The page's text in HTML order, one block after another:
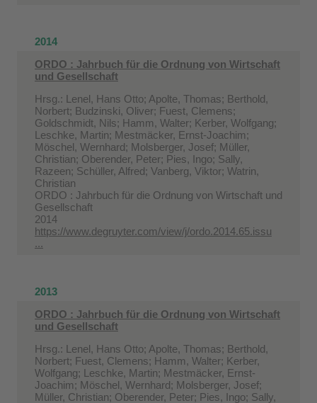
2014
ORDO : Jahrbuch für die Ordnung von Wirtschaft
und Gesellschaft
Hrsg.: Lenel, Hans Otto; Apolte, Thomas; Berthold,
Norbert; Budzinski, Oliver; Fuest, Clemens;
Goldschmidt, Nils; Hamm, Walter; Kerber, Wolfgang;
Leschke, Martin; Mestmäcker, Ernst-Joachim;
Möschel, Wernhard; Molsberger, Josef; Müller,
Christian; Oberender, Peter; Pies, Ingo; Sally,
Razeen; Schüller, Alfred; Vanberg, Viktor; Watrin,
Christian
ORDO : Jahrbuch für die Ordnung von Wirtschaft und
Gesellschaft
2014
https://www.degruyter.com/view/j/ordo.2014.65.issu
...
2013
ORDO : Jahrbuch für die Ordnung von Wirtschaft
und Gesellschaft
Hrsg.: Lenel, Hans Otto; Apolte, Thomas; Berthold,
Norbert; Fuest, Clemens; Hamm, Walter; Kerber,
Wolfgang; Leschke, Martin; Mestmäcker, Ernst-
Joachim; Möschel, Wernhard; Molsberger, Josef;
Müller, Christian; Oberender, Peter; Pies, Ingo; Sally,